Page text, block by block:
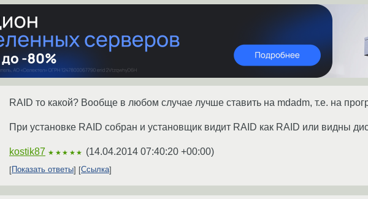
RAID то какой? Вообще в любом случае лучше ставить на mdadm, т.е. на
При установке RAID собран и установщик видит RAID как RAID или видны
kostik87 ★★★★★ (14.04.2014 07:40:20 +00:00)
Показать ответы Ссылка